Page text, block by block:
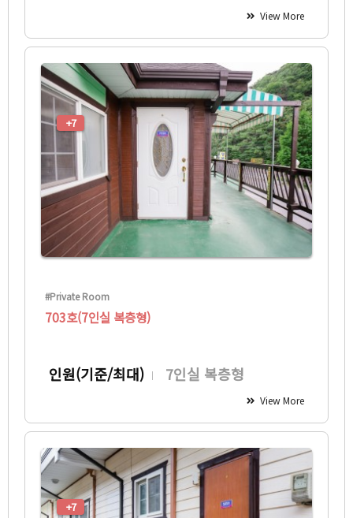
View More
+7
#Private Room
703호(7인실 복층형)
인원(기준/최대) 7인실 복층형
View More
+7